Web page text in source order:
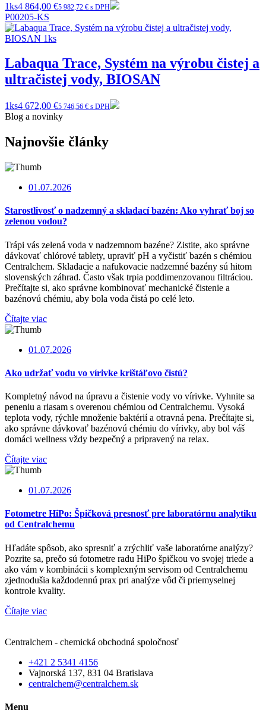
1ks4 864,00 €5 982,72 € s DPH
P00205-KS
Labaqua Trace, Systém na výrobu čistej a
ultračistej vody, BIOSAN
1ks4 672,00 €5 746,56 € s DPH
Blog a novinky
Najnovšie články
01.07.2026
Starostlivosť o nadzemný a skladací bazén: Ako vyhrať boj so
zelenou vodou?
Trápi vás zelená voda v nadzemnom bazéne? Zistite, ako správne
dávkovať chlórové tablety, upraviť pH a vyčistiť bazén s chémiou
Centralchem. Skladacie a nafukovacie nadzemné bazény sú hitom
slovenských záhrad. Často však trpia poddimenzovanou filtráciou.
Prečítajte si, ako správne kombinovať mechanické čistenie a
bazénovú chémiu, aby bola voda čistá po celé leto.
Čítajte viac
01.07.2026
Ako udržať vodu vo vírivke krištáľovo čistú?
Kompletný návod na úpravu a čistenie vody vo vírivke. Vyhnite sa
peneniu a riasam s overenou chémiou od Centralchemu. Vysoká
teplota vody, rýchle množenie baktérií a otravná pena. Prečítajte si,
ako správne dávkovať bazénovú chémiu do vírivky, aby bol váš
domáci wellness vždy bezpečný a pripravený na relax.
Čítajte viac
01.07.2026
Fotometre HiPo: Špičková presnosť pre laboratórnu analytiku
od Centralchemu
Hľadáte spôsob, ako spresniť a zrýchliť vaše laboratórne analýzy?
Pozrite sa, prečo sú fotometre radu HiPo špičkou vo svojej triede a
ako vám v kombinácii s komplexným servisom od Centralchemu
zjednodušia každodennú prax pri analýze vôd či priemyselnej
kontrole kvality.
Čítajte viac
Centralchem - chemická obchodná spoločnosť
+421 2 5341 4156
Vajnorská 137, 831 04 Bratislava
centralchem@centralchem.sk
Menu